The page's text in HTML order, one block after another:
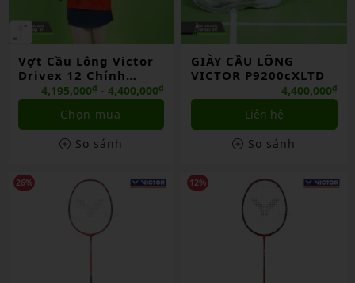
Vợt Cầu Lông Victor
Drivex 12 Chính
Hãng4,195,000₫ - 4,400,000₫
Chọn mua
So sánh
GIÀY CẦU LÔNG
VICTOR P9200cXLTD
4,400,000₫
Liên hệ
So sánh
26% 12%